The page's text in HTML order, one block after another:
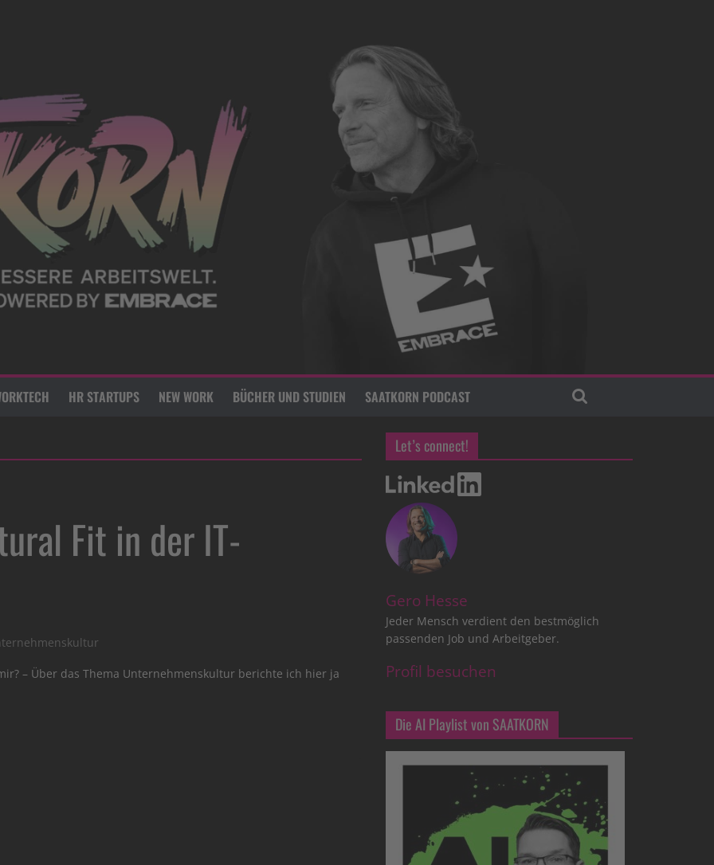
HR STARTUPS NEW WORK BÜCHER UND STUDIEN SAATKORN PODCAST
Fit in der IT-
– Über das Thema Unternehmenskultur berichte ich hier ja
Let’s connect!
Gero Hesse
Jeder Mensch verdient den bestmöglich
passenden Job und Arbeitgeber.
Profil besuchen
Die AI Playlist von SAATKORN